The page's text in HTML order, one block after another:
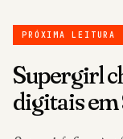
Supergirl
digitais em